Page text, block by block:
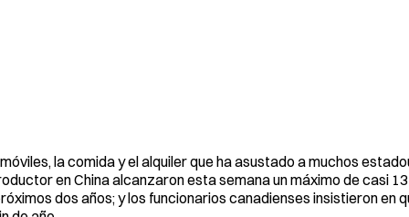
la comida y el alquiler que ha asustado a muchos
en China alcanzaron esta semana un máximo de casi
dos años; y los funcionarios canadienses insistieron en